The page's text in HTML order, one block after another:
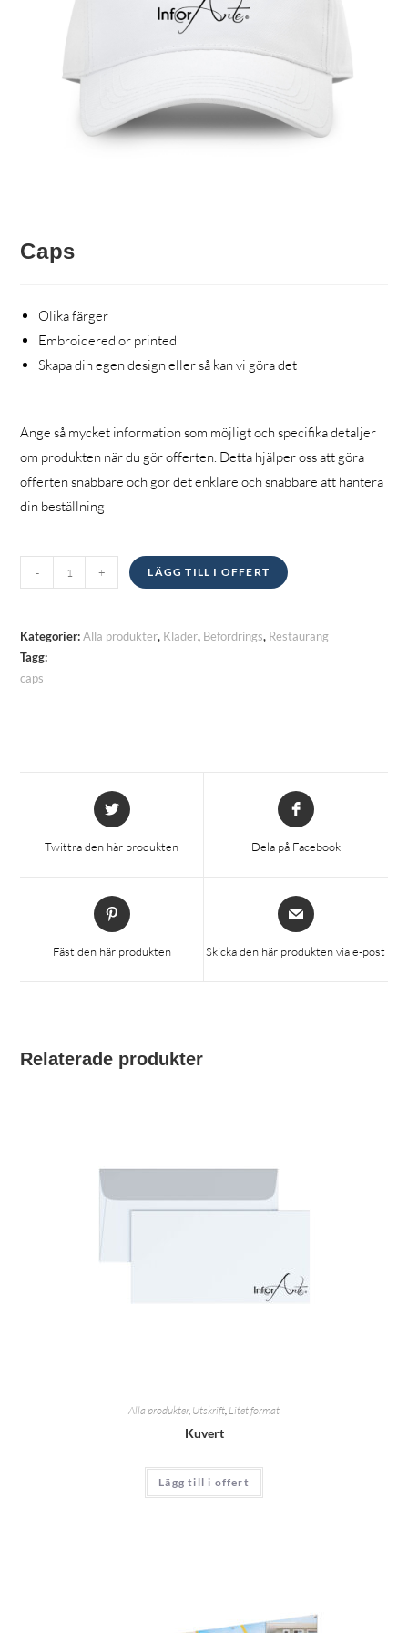
Caps
Olika färger
Embroidered or printed
Skapa din egen design eller så kan vi göra det
Ange så mycket information som möjligt och specifika detaljer
om produkten när du gör offerten. Detta hjälper oss att göra
offerten snabbare och gör det enklare och snabbare att hantera
din beställning
kvantitet
- + LÄGG TILL I OFFERT
Kategorier:Alla produkter, Kläder, Befordrings, Restaurang
Tagg:
caps
Öppnas
i
Twittra den här produkten
Öppnas
i
nytt
Dela på Facebook
Öppnas
i
Fäst den här produkten
Öppnas
i
nytt
Skicka den här produkten via e-post
Relaterade produkter
Alla produkter, Utskrift, Litet format
Kuvert
Lägg till i offert